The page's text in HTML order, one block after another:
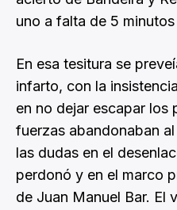
uno a falta de 5
En esa tesitura se
infarto, con la
en no dejar escapar los
fuerzas abandonaban
las dudas en el
perdonó y en el marco
de Juan Manuel Bar. El